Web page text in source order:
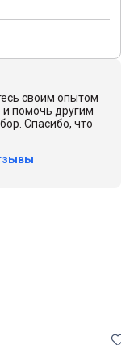
своим опытом
и помочь другим
Спасибо, что